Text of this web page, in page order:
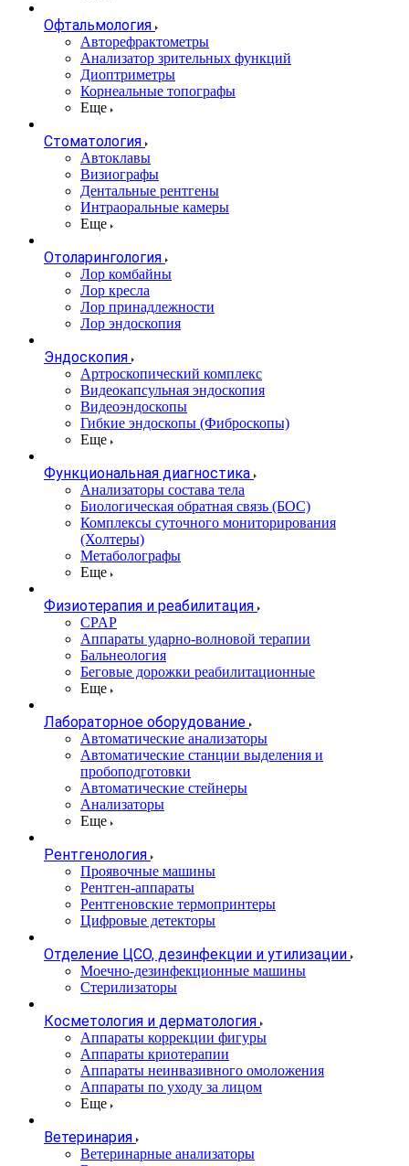
Офтальмология
Авторефрактометры
Анализатор зрительных функций
Диоптриметры
Корнеальные топографы
Еще
Стоматология
Автоклавы
Визиографы
Дентальные рентгены
Интраоральные камеры
Еще
Отоларингология
Лор комбайны
Лор кресла
Лор принадлежности
Лор эндоскопия
Эндоскопия
Артроскопический комплекс
Видеокапсульная эндоскопия
Видеоэндоскопы
Гибкие эндоскопы (Фиброcкопы)
Еще
Функциональная диагностика
Анализаторы состава тела
Биологическая обратная связь (БОС)
Комплексы суточного мониторирования
(Холтеры)
Метаболографы
Еще
Физиотерапия и реабилитация
CPAP
Аппараты ударно-волновой терапии
Бальнеология
Беговые дорожки реабилитационные
Еще
Лабораторное оборудование
Автоматические анализаторы
Автоматические станции выделения и
пробоподготовки
Автоматические стейнеры
Анализаторы
Еще
Рентгенология
Проявочные машины
Рентген-аппараты
Рентгеновские термопринтеры
Цифровые детекторы
Отделение ЦСО, дезинфекции и утилизации
Моечно-дезинфекционные машины
Стерилизаторы
Косметология и дерматология
Аппараты коррекции фигуры
Аппараты криотерапии
Аппараты неинвазивного омоложения
Аппараты по уходу за лицом
Еще
Ветеринария
Ветеринарные анализаторы